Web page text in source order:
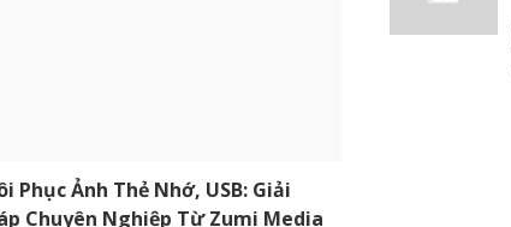
Phục Ảnh Thẻ Nhớ, USB: Giải
Chuyên Nghiệp Từ Zumi Media